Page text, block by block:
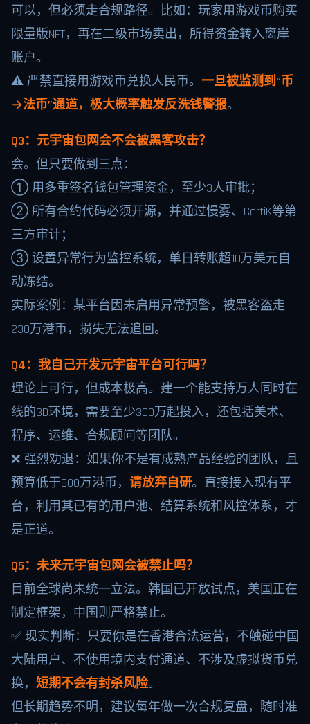
可以，但必须走合规路径。比如：玩家用游戏币购买
限量版NFT，再在二级市场卖出，所得资金转入离岸
账户。
⚠️ 严禁直接用游戏币兑换人民币。 一旦被监测到“币
→法币”通道，极大概率触发反洗钱警报。
Q3：元宇宙包网会不会被黑客攻击？
会。但只要做到三点：
① 用多重签名钱包管理资金，至少3人审批；
② 所有合约代码必须开源，并通过慢雾、CertiK等第
三方审计；
③ 设置异常行为监控系统，单日转账超10万美元自
动冻结。
实际案例：某平台因未启用异常预警，被黑客盗走
230万港币，损失无法追回。
Q4：我自己开发元宇宙平台可行吗？
理论上可行，但成本极高。建一个能支持万人同时在
线的3D环境，需要至少300万起投入，还包括美术、
程序、运维、合规顾问等团队。
❌ 强烈劝退：如果你不是有成熟产品经验的团队，且
预算低于500万港币， 请放弃自研。直接接入现有平
台，利用其已有的用户池、结算系统和风控体系，才
是正道。
Q5：未来元宇宙包网会被禁止吗？
目前全球尚未统一立法。韩国已开放试点，美国正在
制定框架，中国则严格禁止。
✅ 现实判断：只要你是在香港合法运营，不触碰中国
大陆用户、不使用境内支付通道、不涉及虚拟货币兑
换， 短期不会有封杀风险。
但长期趋势不明，建议每年做一次合规复盘，随时准